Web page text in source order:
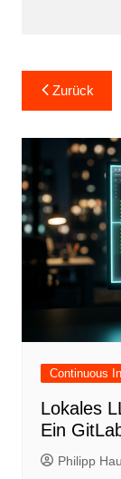
Zurück
Continuous
Lokales
Ein
Philipp